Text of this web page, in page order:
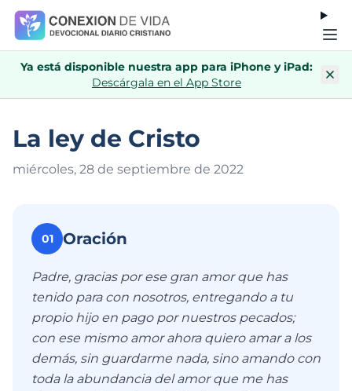
Ya está disponible nuestra app para iPhone y iPad:
Descárgala en el App Store
La ley de Cristo
miércoles, 28 de septiembre de 2022
01 Oración
Padre, gracias por ese gran amor que has
tenido para con nosotros, entregando a tu
propio hijo en pago por nuestros pecados;
con ese mismo amor ahora quiero amar a los
demás, sin guardarme nada, sino amando con
toda la abundancia del amor que me has